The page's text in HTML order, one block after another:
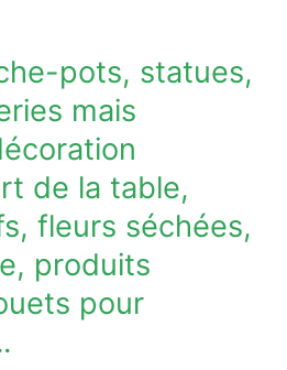
pots, statues,
mais
de la table,
fleurs séchées,
produits
pour